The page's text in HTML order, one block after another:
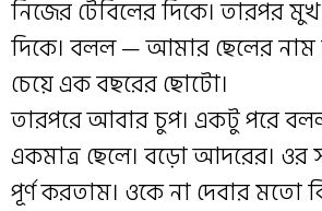
নিজের টেবিলের দিকে। তারপর
দিকে। বলল — আমার ছেলের
চেয়ে এক বছরের ছোটো।
তারপরে আবার চুপ। একটু পরে
একমাত্র ছেলে। বড়ো আদরের।
পূর্ণ করতাম। ওকে না দেবার মতো